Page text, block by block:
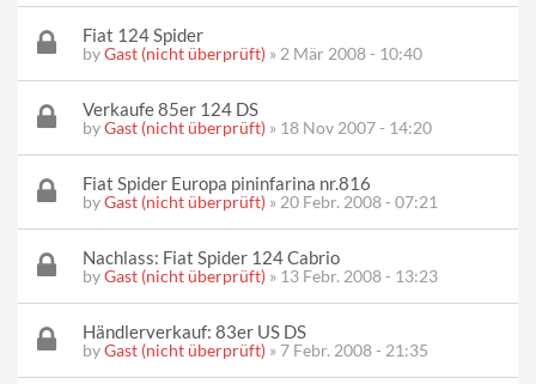
Fiat 124 Spider
byGast (nicht überprüft) » 2 Mär 2008 - 10:40
Verkaufe 85er 124 DS
byGast (nicht überprüft) » 18 Nov 2007 - 14:20
Fiat Spider Europa pininfarina nr.816
byGast (nicht überprüft) » 20 Febr. 2008 - 07:21
Nachlass: Fiat Spider 124 Cabrio
byGast (nicht überprüft) » 13 Febr. 2008 - 13:23
Händlerverkauf: 83er US DS
byGast (nicht überprüft) » 7 Febr. 2008 - 21:35